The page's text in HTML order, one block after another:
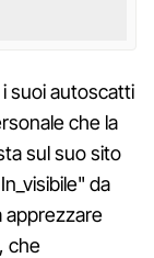
suoi autoscatti
che la
sul suo sito
da
apprezzare
che